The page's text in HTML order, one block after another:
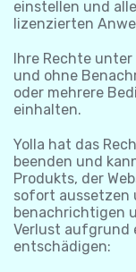
einstellen und
lizenzierten
Ihre Rechte
und ohne
oder mehrere
einhalten.
Yolla hat das
beenden und
Produkts, der
sofort aussetzen
benachrichtigen
Verlust aufgrund
entschädigen: